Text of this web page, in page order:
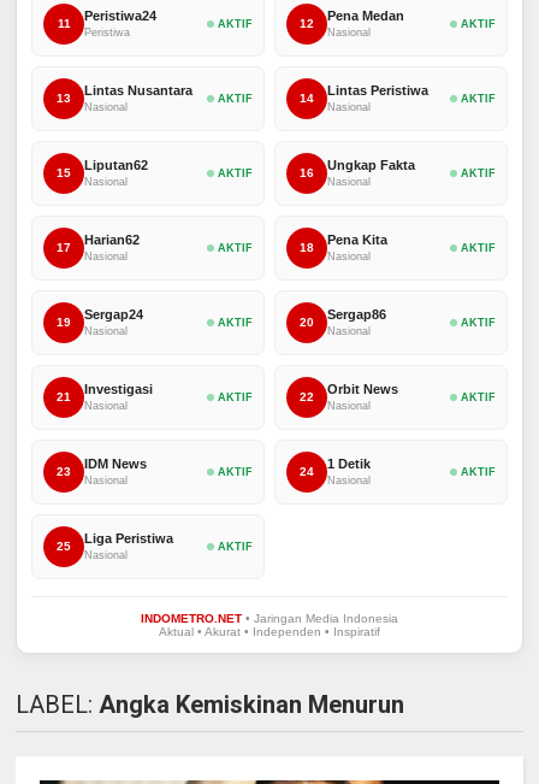
11
Peristiwa24
Peristiwa
AKTIF 12
Pena Medan
Nasional
AKTIF
13
Lintas Nusantara
Nasional
AKTIF 14
Lintas Peristiwa
Nasional
AKTIF
15
Liputan62
Nasional
AKTIF 16
Ungkap Fakta
Nasional
AKTIF
17
Harian62
Nasional
AKTIF 18
Pena Kita
Nasional
AKTIF
19
Sergap24
Nasional
AKTIF 20
Sergap86
Nasional
AKTIF
21
Investigasi
Nasional
AKTIF 22
Orbit News
Nasional
AKTIF
23
IDM News
Nasional
AKTIF 24
1 Detik
Nasional
AKTIF
25
Liga Peristiwa
Nasional
AKTIF
INDOMETRO.NET• Jaringan Media Indonesia
Aktual • Akurat • Independen • Inspiratif
LABEL: Angka Kemiskinan Menurun